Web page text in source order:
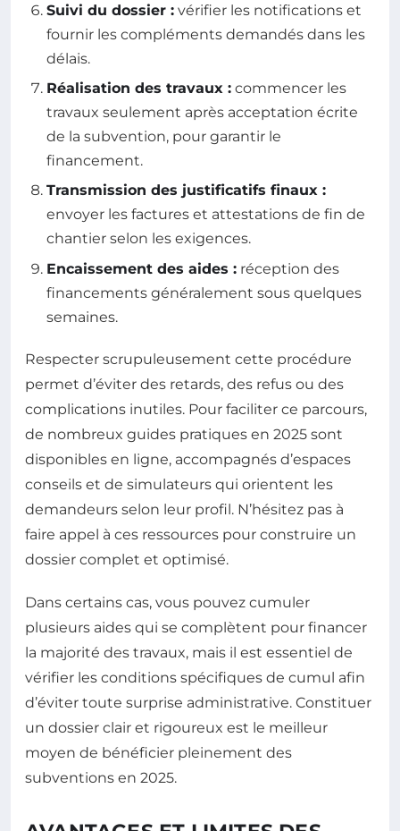
Suivi du dossier : vérifier les notifications et
fournir les compléments demandés dans les
délais.
Réalisation des travaux : commencer les
travaux seulement après acceptation écrite
de la subvention, pour garantir le
financement.
Transmission des justificatifs finaux :
envoyer les factures et attestations de fin de
chantier selon les exigences.
Encaissement des aides : réception des
financements généralement sous quelques
semaines.
Respecter scrupuleusement cette procédure
permet d’éviter des retards, des refus ou des
complications inutiles. Pour faciliter ce parcours,
de nombreux guides pratiques en 2025 sont
disponibles en ligne, accompagnés d’espaces
conseils et de simulateurs qui orientent les
demandeurs selon leur profil. N’hésitez pas à
faire appel à ces ressources pour construire un
dossier complet et optimisé.
Dans certains cas, vous pouvez cumuler
plusieurs aides qui se complètent pour financer
la majorité des travaux, mais il est essentiel de
vérifier les conditions spécifiques de cumul afin
d’éviter toute surprise administrative. Constituer
un dossier clair et rigoureux est le meilleur
moyen de bénéficier pleinement des
subventions en 2025.